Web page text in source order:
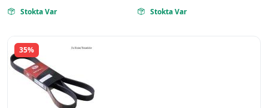
 Stokta Var  Stokta Var
35%